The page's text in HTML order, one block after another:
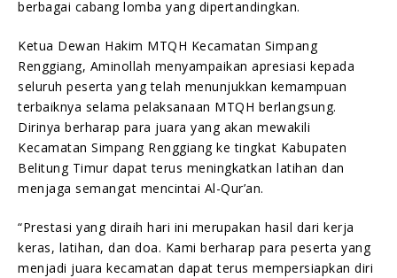
berbagai cabang lomba yang dipertandingkan.
Ketua Dewan Hakim MTQH Kecamatan Simpang
Renggiang, Aminollah menyampaikan apresiasi kepada
seluruh peserta yang telah menunjukkan kemampuan
terbaiknya selama pelaksanaan MTQH berlangsung.
Dirinya berharap para juara yang akan mewakili
Kecamatan Simpang Renggiang ke tingkat Kabupaten
Belitung Timur dapat terus meningkatkan latihan dan
menjaga semangat mencintai Al-Qur’an.
“Prestasi yang diraih hari ini merupakan hasil dari kerja
keras, latihan, dan doa. Kami berharap para peserta yang
menjadi juara kecamatan dapat terus mempersiapkan diri